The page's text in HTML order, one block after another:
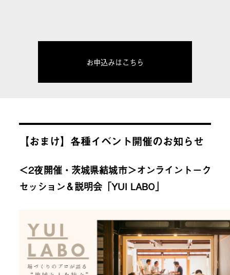
お申込みはこちら
【おまけ】各種イベント開催のお知らせ
＜2夜開催・茨城県結城市＞オンライントーク
セッション＆説明会「YUI LABO」